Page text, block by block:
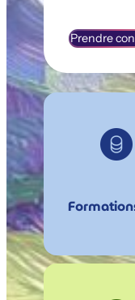
Prendre